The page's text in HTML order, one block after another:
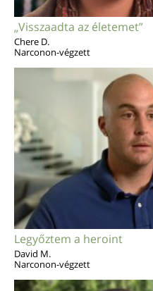
„Visszaadta az életemet”
Chere D.
Narconon-végzett
Legyőztem a heroint
David M.
Narconon-végzett